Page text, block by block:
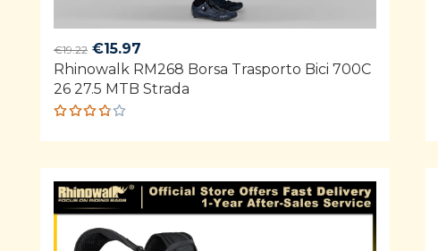
€19.22 Original
price
was:
€19.22.
€15.97
price
is:
Rhinowalk RM268 Borsa Trasporto Bici 700C
26 27.5 MTB Strada
Rated
out of
5